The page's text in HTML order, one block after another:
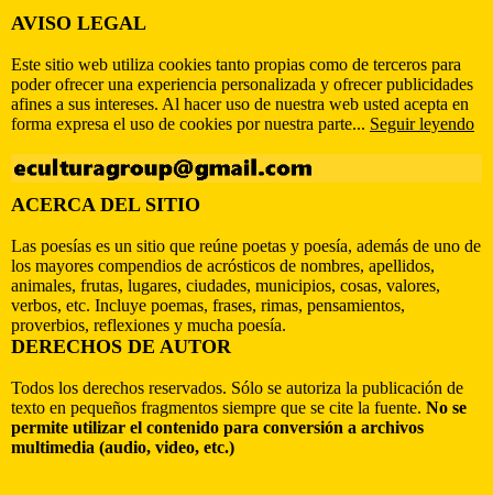
AVISO LEGAL
Este sitio web utiliza cookies tanto propias como de terceros para
poder ofrecer una experiencia personalizada y ofrecer publicidades
afines a sus intereses. Al hacer uso de nuestra web usted acepta en
forma expresa el uso de cookies por nuestra parte... Seguir leyendo
ACERCA DEL SITIO
Las poesías es un sitio que reúne poetas y poesía, además de uno de
los mayores compendios de acrósticos de nombres, apellidos,
animales, frutas, lugares, ciudades, municipios, cosas, valores,
verbos, etc. Incluye poemas, frases, rimas, pensamientos,
proverbios, reflexiones y mucha poesía.
DERECHOS DE AUTOR
Todos los derechos reservados. Sólo se autoriza la publicación de
texto en pequeños fragmentos siempre que se cite la fuente. No se
permite utilizar el contenido para conversión a archivos
multimedia (audio, video, etc.)